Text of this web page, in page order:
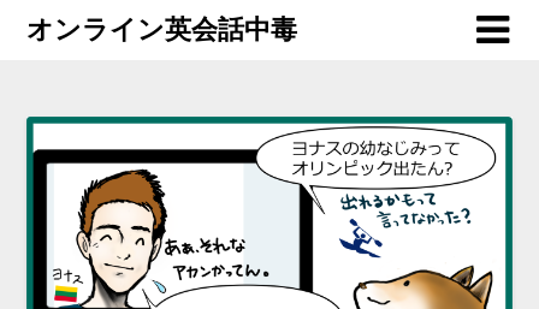
オンライン英会話中毒